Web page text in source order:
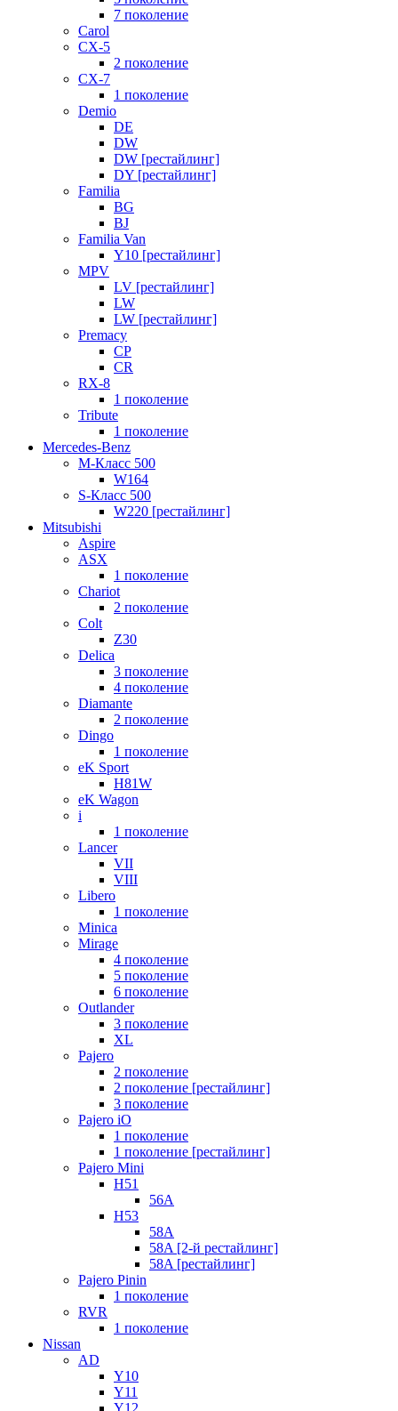
7 поколение
Carol
CX-5
2 поколение
CX-7
1 поколение
Demio
DE
DW
DW [рестайлинг]
DY [рестайлинг]
Familia
BG
BJ
Familia Van
Y10 [рестайлинг]
MPV
LV [рестайлинг]
LW
LW [рестайлинг]
Premacy
CP
CR
RX-8
1 поколение
Tribute
1 поколение
Mercedes-Benz
M-Класс 500
W164
S-Класс 500
W220 [рестайлинг]
Mitsubishi
Aspire
ASX
1 поколение
Chariot
2 поколение
Colt
Z30
Delica
3 поколение
4 поколение
Diamante
2 поколение
Dingo
1 поколение
eK Sport
H81W
eK Wagon
i
1 поколение
Lancer
VII
VIII
Libero
1 поколение
Minica
Mirage
4 поколение
5 поколение
6 поколение
Outlander
3 поколение
XL
Pajero
2 поколение
2 поколение [рестайлинг]
3 поколение
Pajero iO
1 поколение
1 поколение [рестайлинг]
Pajero Mini
H51
56A
H53
58A
58A [2-й рестайлинг]
58A [рестайлинг]
Pajero Pinin
1 поколение
RVR
1 поколение
Nissan
AD
Y10
Y11
Y12